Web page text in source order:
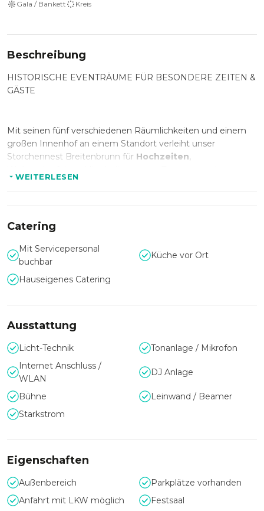
Gala / Bankett
Kreis
Beschreibung
HISTORISCHE EVENTRÄUME FÜR BESONDERE ZEITEN &
GÄSTE
Mit seinen fünf verschiedenen Räumlichkeiten und einem
großen Innenhof an einem Standort verleiht unser
Storchennest Breitenbrunn für Hochzeiten,
Produktpräsentationen, Clubbings, Messen,
Rahmen.Das großzügige Areal erlaubt unseren Gästen
völlige Individualität, Flexibilität und Kreativität bei der
Umsetzung eines Events. Feiern Sie WIE sie möchten,
WANN Sie möchten und SO LANGE Sie möchten. Wir
freuen uns auf Sie!
Der romantische, typisch burgenländische und ruhig
gelegene Innenhof mit seinem alten Nussbaum, ist die
ideale Umgebung für Ihre Traumhochzeit,gesellschaftliche
Ereignisse, Kulturdarbietungen, Empfänge, aber auch
rauschende Feste. Die außenliegende Schankbar bietet
rd. 400m2/ 300 Personen stehend. Alternativ:
Heurigengarnituren & Stehtische ca. 200 sitzend. Optionen:
Buffet, Getränke- u. Speisenservice, Grillstation
GEWÖLBE I
Der hohe Raum mit seinen Rundbögen erinnert an den
WEITERLESEN
Catering
Mit Servicepersonal
buchbar
Küche vor Ort
Hauseigenes Catering
Ausstattung
Licht-Technik
Tonanlage / Mikrofon
Internet Anschluss /
WLAN
DJ Anlage
Bühne
Leinwand / Beamer
Starkstrom
Eigenschaften
Außenbereich
Parkplätze vorhanden
Anfahrt mit LKW möglich
Festsaal